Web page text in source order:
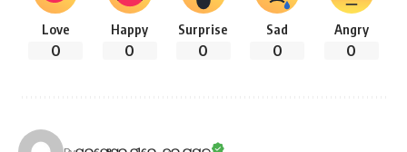
Love
0
Happy
0
Surprise
0
Sad
0
Angry
0